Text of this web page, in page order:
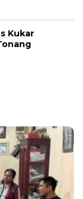
Kukar